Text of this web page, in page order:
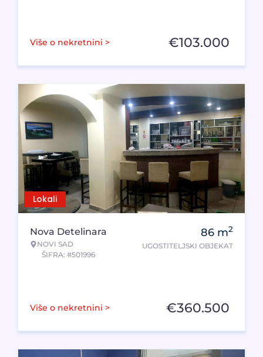
Više o nekretnini > €103.000
Lokali
Nova Detelinara
NOVI SAD
ŠIFRA: #501996
86 m2
UGOSTITELJSKI OBJEKAT
Više o nekretnini > €360.500